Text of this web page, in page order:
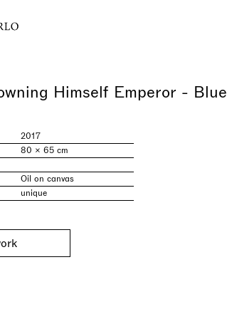
Himself Emperor - Blue
2017
80 × 65 cm
Oil on canvas
unique